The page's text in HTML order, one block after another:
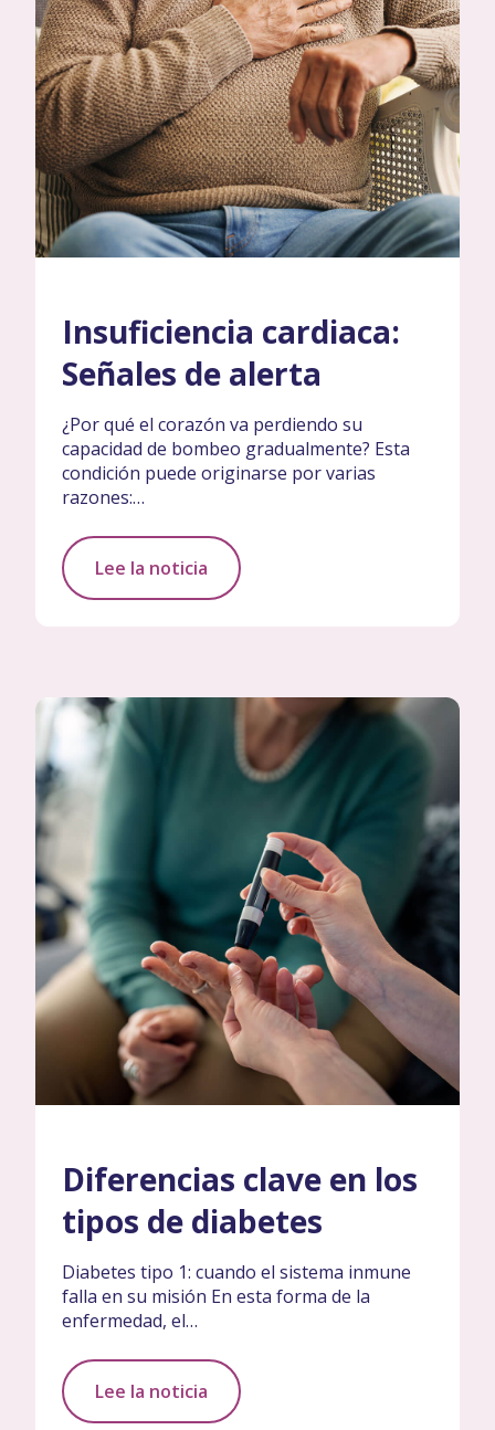
Insuficiencia cardiaca:
Señales de alerta
¿Por qué el corazón va perdiendo su
capacidad de bombeo gradualmente? Esta
condición puede originarse por varias
razones:…
Lee la noticia
Diferencias clave en los
tipos de diabetes
Diabetes tipo 1: cuando el sistema inmune
falla en su misión En esta forma de la
enfermedad, el…
Lee la noticia